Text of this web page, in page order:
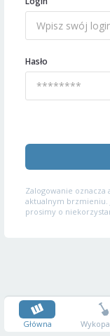
Hasło
Zalogowanie oznacza
aktualnym brzmieniu.
prosimy o
Główna